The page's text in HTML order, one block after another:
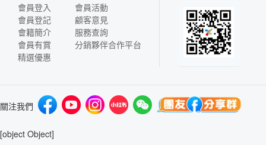
會員登入
會員登記
會籍簡介
會員有賞
精選優惠
會員活動
顧客意見
服務查詢
分銷夥伴合作平台
關注我們
[object Object]